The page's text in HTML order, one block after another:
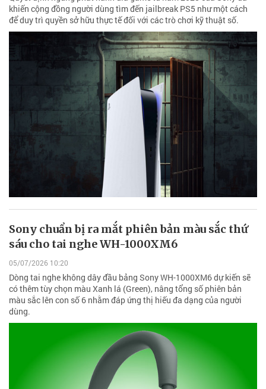
khiến cộng đồng người dùng tìm đến jailbreak PS5 như một cách
để duy trì quyền sở hữu thực tế đối với các trò chơi kỹ thuật số.
Sony chuẩn bị ra mắt phiên bản màu sắc thứ
sáu cho tai nghe WH-1000XM6
05/07/2026 10:20
Dòng tai nghe không dây đầu bảng Sony WH-1000XM6 dự kiến sẽ
có thêm tùy chọn màu Xanh lá (Green), nâng tổng số phiên bản
màu sắc lên con số 6 nhằm đáp ứng thị hiếu đa dạng của người
dùng.